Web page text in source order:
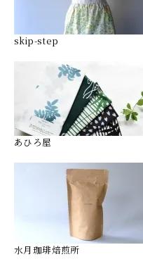
skip-step
あひろ屋
水月珈琲焙煎所